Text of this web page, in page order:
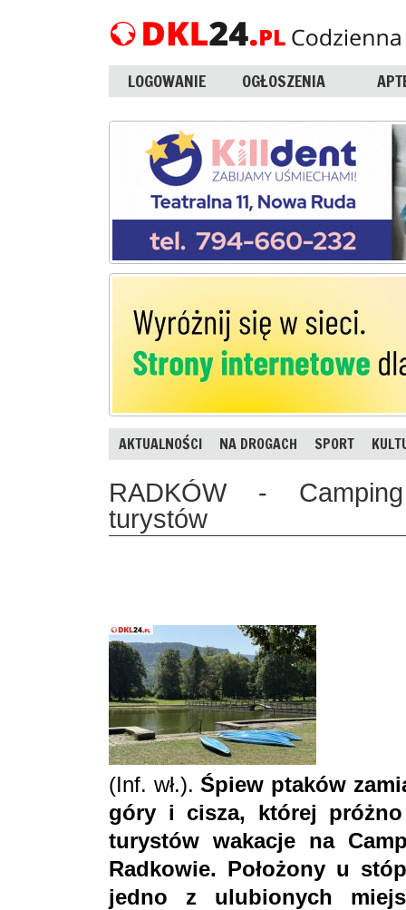
LOGOWANIE OGŁOSZENIA
AKTUALNOŚCI NA DROGACH SPORT
RADKÓW -
turystów
(Inf. wł.). Śpiew ptaków
góry i cisza, której
turystów wakacje na
Radkowie. Położony u
jedno z ulubionych